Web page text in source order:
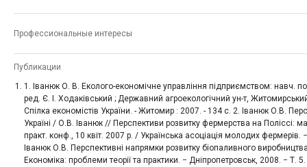
Профессиональные интересы
Публикации
1. Іванюк О. В. Еколого-економічне управління підприємством: навч.
ред. Є. І. Ходаківський ; Державний агроекологічний ун-т,
Спілка економістів України. - Житомир : 2007. - 134 c. 2. Іванюк О.В.
Україні / О.В. Іванюк // Перспективи розвитку фермерства на Поліссі:
практ. конф., 10 квіт. 2007 р. / Українська асоціація молодих
Іванюк О.В. Перспективні напрямки розвитку біопаливного
Економіка: проблеми теорії та практики. − Дніпропетровськ, 2008. − Т.